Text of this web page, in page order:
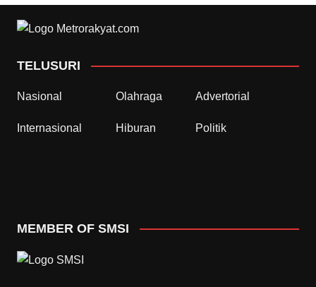
TELUSURI
Nasional Olahraga Advertorial
Internasional Hiburan Politik
MEMBER OF SMSI